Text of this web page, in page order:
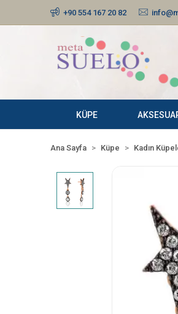
+90 554 167 20 82
KÜPE
Ana Sayfa Küpe Kadın